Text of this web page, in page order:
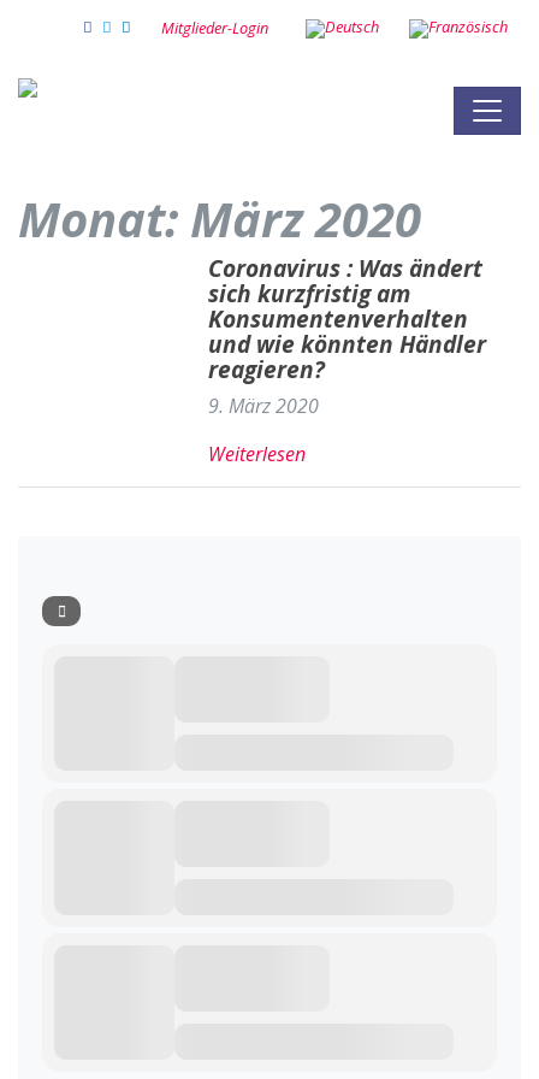
Mitglieder-Login
Monat: März 2020
Coronavirus : Was ändert
sich kurzfristig am
Konsumentenverhalten
und wie könnten Händler
reagieren?
9. März 2020
Weiterlesen